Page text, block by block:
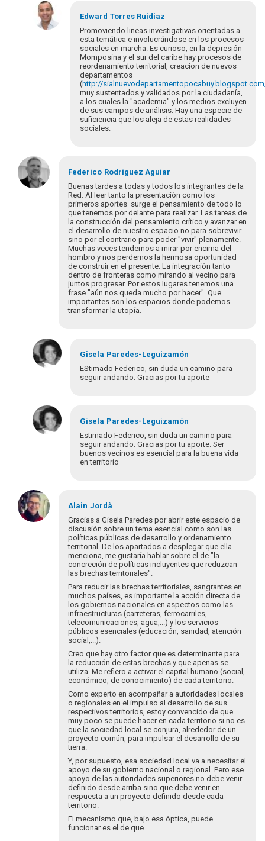
Em
resposta
à
Edward Torres Ruidiaz
Promoviendo lineas investigativas orientadas a
esta temática e involucrándose en los procesos
sociales en marcha. Es curioso, en la depresión
Momposina y el sur del caribe hay procesos de
reordenamiento territorial, creacion de nuevos
departamentos
(http://
muy sustentados y validados por la ciudadanía,
a los cuales la "academia" y los medios excluyen
de sus campos de análisis. Hay una especie de
suficiencia que los aleja de estas realidades
sociales.
Em
resposta
à
encuentro…
TATIANA
JIMENEZ
Federico Rodríguez Aguiar
Buenas tardes a todas y todos los integrantes de la
Red. Al leer tanto la presentación como los
primeros aportes surge el pensamiento de todo lo
que tenemos por delante para realizar. Las tareas de
la construcción del pensamiento crítico y avanzar en
el desarrollo de nuestro espacio no para sobrevivir
sino por el contrario para poder "vivir" plenamente.
Muchas veces tendemos a mirar por encima del
hombro y nos perdemos la hermosa oportunidad
de construir en el presente. La integración tanto
dentro de fronteras como mirando al vecino para
juntos progresar. Por estos lugares tenemos una
frase "aún nos queda mucho por hacer". Que
importantes son los espacios donde podemos
transformar la utopía.
Gisela Paredes-Leguizamón
EStimado Federico, sin duda un camino para
seguir andando. Gracias por tu aporte
Em
resposta
à
y…
por
Federico
Rodriguez
Gisela Paredes-Leguizamón
Estimado Federico, sin duda un camino para
seguir andando. Gracias por tu aporte. Ser
buenos vecinos es esencial para la buena vida
en territorio
Em
resposta
à
Federico
Rodriguez
Alain Jordà
Gracias a Gisela Paredes por abrir este espacio de
discusión sobre un tema esencial como son las
políticas públicas de desarrollo y ordenamiento
territorial. De los apartados a desplegar que ella
menciona, me gustaría hablar sobre el de "la
concreción de políticas incluyentes que reduzcan
las brechas territoriales".
Para reducir las brechas territoriales, sangrantes en
muchos países, es importante la acción directa de
los gobiernos nacionales en aspectos como las
infraestructuras (carreteras, ferrocarriles,
telecomunicaciones, agua,...) y los servicios
públicos esenciales (educación, sanidad, atención
social,...).
Creo que hay otro factor que es determinante para
la reducción de estas brechas y que apenas se
utiliza. Me refiero a activar el capital humano (social,
económico, de conocimiento) de cada territorio.
Como experto en acompañar a autoridades locales
o regionales en el impulso al desarrollo de sus
respectivos territorios, estoy convencido de que
muy poco se puede hacer en cada territorio si no es
que la sociedad local se conjura, alrededor de un
proyecto común, para impulsar el desarrollo de su
tierra.
Y, por supuesto, esa sociedad local va a necesitar el
apoyo de su gobierno nacional o regional. Pero ese
apoyo de las autoridades superiores no debe venir
definido desde arriba sino que debe venir en
respuesta a un proyecto definido desde cada
territorio.
El mecanismo que, bajo esa óptica, puede
funcionar es el de que